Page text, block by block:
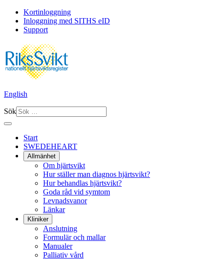
Kortinloggning
Inloggning med SITHS eID
Support
English
Sök
Start
SWEDEHEART
Allmänhet
Om hjärtsvikt
Hur ställer man diagnos hjärtsvikt?
Hur behandlas hjärtsvikt?
Goda råd vid symtom
Levnadsvanor
Länkar
Kliniker
Anslutning
Formulär och mallar
Manualer
Palliativ vård